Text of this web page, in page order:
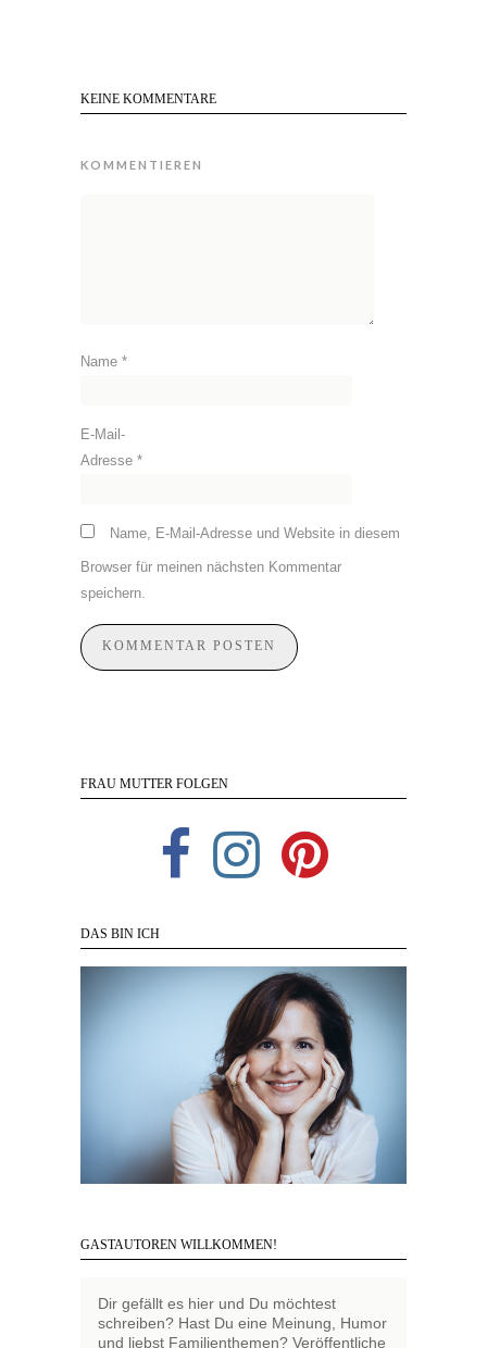
KEINE KOMMENTARE
KOMMENTIEREN
Name *
E-Mail-
Adresse *
Name, E-Mail-Adresse und Website in diesem
Browser für meinen nächsten Kommentar
speichern.
FRAU MUTTER FOLGEN
DAS BIN ICH
GASTAUTOREN WILLKOMMEN!
Dir gefällt es hier und Du möchtest
schreiben? Hast Du eine Meinung, Humor
und liebst Familienthemen? Veröffentliche